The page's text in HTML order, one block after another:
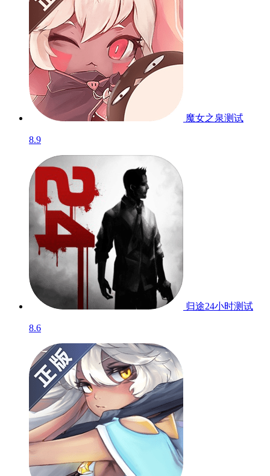
魔女之泉测试
8.9
归途24小时测试
8.6